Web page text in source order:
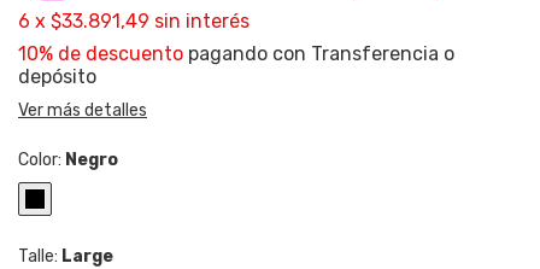
6 x $33.891,49 sin interés
10% de descuento pagando con Transferencia o
depósito
Ver más detalles
Color: Negro
Talle: Large